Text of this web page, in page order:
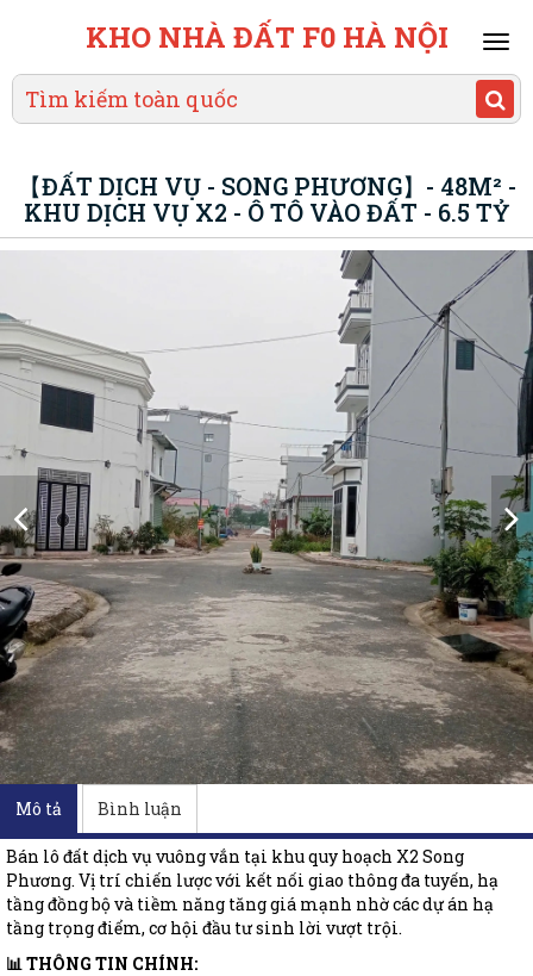
KHO NHÀ ĐẤT F0 HÀ NỘI
【ĐẤT DỊCH VỤ - SONG PHƯƠNG】- 48M² -
KHU DỊCH VỤ X2 - Ô TÔ VÀO ĐẤT - 6.5 TỶ
Mô tả Bình luận
Bán lô đất dịch vụ vuông vắn tại khu quy hoạch X2 Song
Phương. Vị trí chiến lược với kết nối giao thông đa tuyến, hạ
tầng đồng bộ và tiềm năng tăng giá mạnh nhờ các dự án hạ
tầng trọng điểm, cơ hội đầu tư sinh lời vượt trội.
📊 THÔNG TIN CHÍNH: